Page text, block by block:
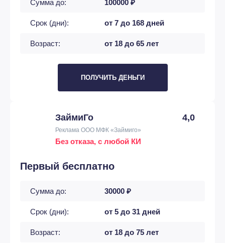
Сумма до: 100000 ₽
Срок (дни): от 7 до 168 дней
Возраст: от 18 до 65 лет
ПОЛУЧИТЬ ДЕНЬГИ
ЗаймиГо 4,0
Реклама ООО МФК «Займиго»
Без отказа, с любой КИ
Первый бесплатно
Сумма до: 30000 ₽
Срок (дни): от 5 до 31 дней
Возраст: от 18 до 75 лет